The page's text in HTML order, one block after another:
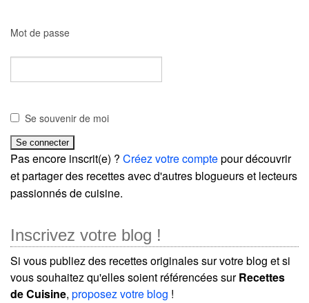
Mot de passe
Se souvenir de moi
Pas encore inscrit(e) ? Créez votre comptepour découvrir
et partager des recettes avec d'autres blogueurs et lecteurs
passionnés de cuisine.
Inscrivez votre blog !
Si vous publiez des recettes originales sur votre blog et si
vous souhaitez qu'elles soient référencées surRecettes
de Cuisine, proposez votre blog !